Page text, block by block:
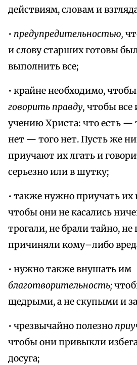
действиям, словам и
• предупредительностью,
и слову старших готовы
выполнить все;
• крайне необходимо,
говорить правду, чтобы все
учению Христа: что есть —
нет — того нет. Пусть же
приучают их лгать и
серьезно или в шутку;
• также нужно приучать их
чтобы они не касались
трогали, не брали тайно, не
причиняли кому–либо
• нужно также внушать им
благотворительность;
щедрыми, а не скупыми и
• чрезвычайно полезно
чтобы они привыкли
досуга;